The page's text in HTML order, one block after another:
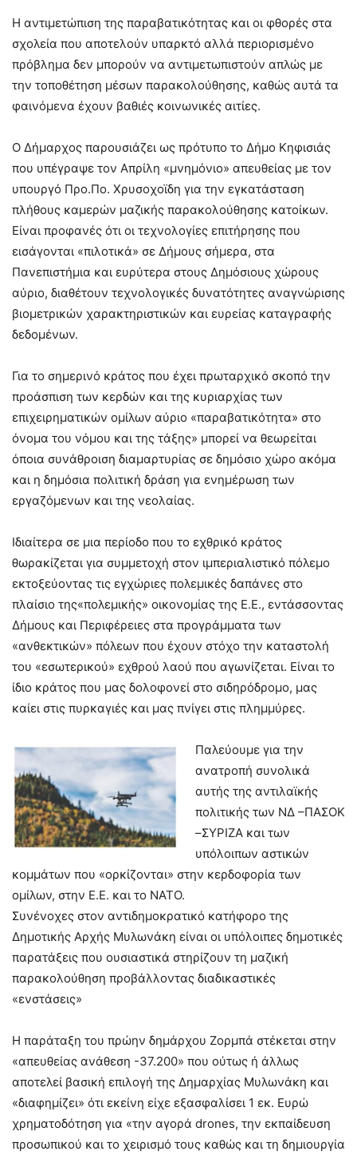
Η αντιμετώπιση της παραβατικότητας και οι φθορές στα
σχολεία που αποτελούν υπαρκτό αλλά περιορισμένο
πρόβλημα δεν μπορούν να αντιμετωπιστούν απλώς με
την τοποθέτηση μέσων παρακολούθησης, καθώς αυτά τα
φαινόμενα έχουν βαθιές κοινωνικές αιτίες.
Ο Δήμαρχος παρουσιάζει ως πρότυπο το Δήμο Κηφισιάς
που υπέγραψε τον Απρίλη «μνημόνιο» απευθείας με τον
υπουργό Προ.Πο. Χρυσοχοϊδη για την εγκατάσταση
πλήθους καμερών μαζικής παρακολούθησης κατοίκων.
Είναι προφανές ότι οι τεχνολογίες επιτήρησης που
εισάγονται «πιλοτικά» σε Δήμους σήμερα, στα
Πανεπιστήμια και ευρύτερα στους Δημόσιους χώρους
αύριο, διαθέτουν τεχνολογικές δυνατότητες αναγνώρισης
βιομετρικών χαρακτηριστικών και ευρείας καταγραφής
δεδομένων.
Για το σημερινό κράτος που έχει πρωταρχικό σκοπό την
προάσπιση των κερδών και της κυριαρχίας των
επιχειρηματικών ομίλων αύριο «παραβατικότητα» στο
όνομα του νόμου και της τάξης» μπορεί να θεωρείται
όποια συνάθροιση διαμαρτυρίας σε δημόσιο χώρο ακόμα
και η δημόσια πολιτική δράση για ενημέρωση των
εργαζόμενων και της νεολαίας.
Ιδιαίτερα σε μια περίοδο που το εχθρικό κράτος
θωρακίζεται για συμμετοχή στον ιμπεριαλιστικό πόλεμο
εκτοξεύοντας τις εγχώριες πολεμικές δαπάνες στο
πλαίσιο της«πολεμικής» οικονομίας της Ε.Ε., εντάσσοντας
Δήμους και Περιφέρειες στα προγράμματα των
«ανθεκτικών» πόλεων που έχουν στόχο την καταστολή
του «εσωτερικού» εχθρού λαού που αγωνίζεται. Είναι το
ίδιο κράτος που μας δολοφονεί στο σιδηρόδρομο, μας
καίει στις πυρκαγιές και μας πνίγει στις πλημμύρες.
Παλεύουμε για την
ανατροπή συνολικά
αυτής της αντιλαϊκής
πολιτικής των ΝΔ –ΠΑΣΟΚ
–ΣΥΡΙΖΑ και των
υπόλοιπων αστικών
κομμάτων που «ορκίζονται» στην κερδοφορία των
ομίλων, στην Ε.Ε. και το ΝΑΤΟ.
Συνένοχες στον αντιδημοκρατικό κατήφορο της
Δημοτικής Αρχής Μυλωνάκη είναι οι υπόλοιπες δημοτικές
παρατάξεις που ουσιαστικά στηρίζουν τη μαζική
παρακολούθηση προβάλλοντας διαδικαστικές
«ενστάσεις»
Η παράταξη του πρώην δημάρχου Ζορμπά στέκεται στην
«απευθείας ανάθεση -37.200» που ούτως ή άλλως
αποτελεί βασική επιλογή της Δημαρχίας Μυλωνάκη και
«διαφημίζει» ότι εκείνη είχε εξασφαλίσει 1 εκ. Ευρώ
χρηματοδότηση για «την αγορά drones, την εκπαίδευση
προσωπικού και το χειρισμό τους καθώς και τη δημιουργία